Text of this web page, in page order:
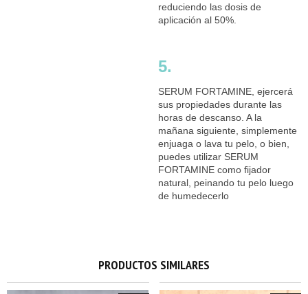
reduciendo las dosis de
aplicación al 50%.
5.
SERUM FORTAMINE, ejercerá
sus propiedades durante las
horas de descanso. A la
mañana siguiente, simplemente
enjuaga o lava tu pelo, o bien,
puedes utilizar SERUM
FORTAMINE como fijador
natural, peinando tu pelo luego
de humedecerlo
PRODUCTOS SIMILARES